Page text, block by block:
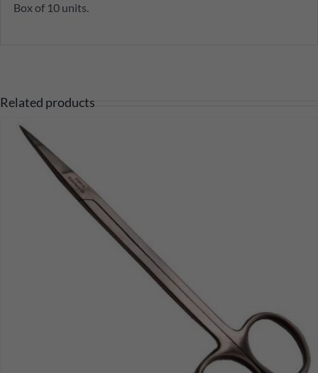
Box of 10 units.
Related products